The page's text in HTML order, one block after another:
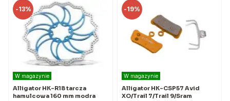
-13%
W magazynie
Alligator HK-R18 tarcza
hamulcowa 160 mm modra
-19%
W magazynie
Alligator HK-CSP57 Avid
XO/Trail 7/Trail 9/Sram